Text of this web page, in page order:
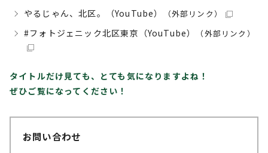
やるじゃん、北区。（YouTube） （外部リンク）
#フォトジェニック北区東京（YouTube） （外部リンク）
タイトルだけ見ても、とても気になりますよね！
ぜひご覧になってください！
お問い合わせ